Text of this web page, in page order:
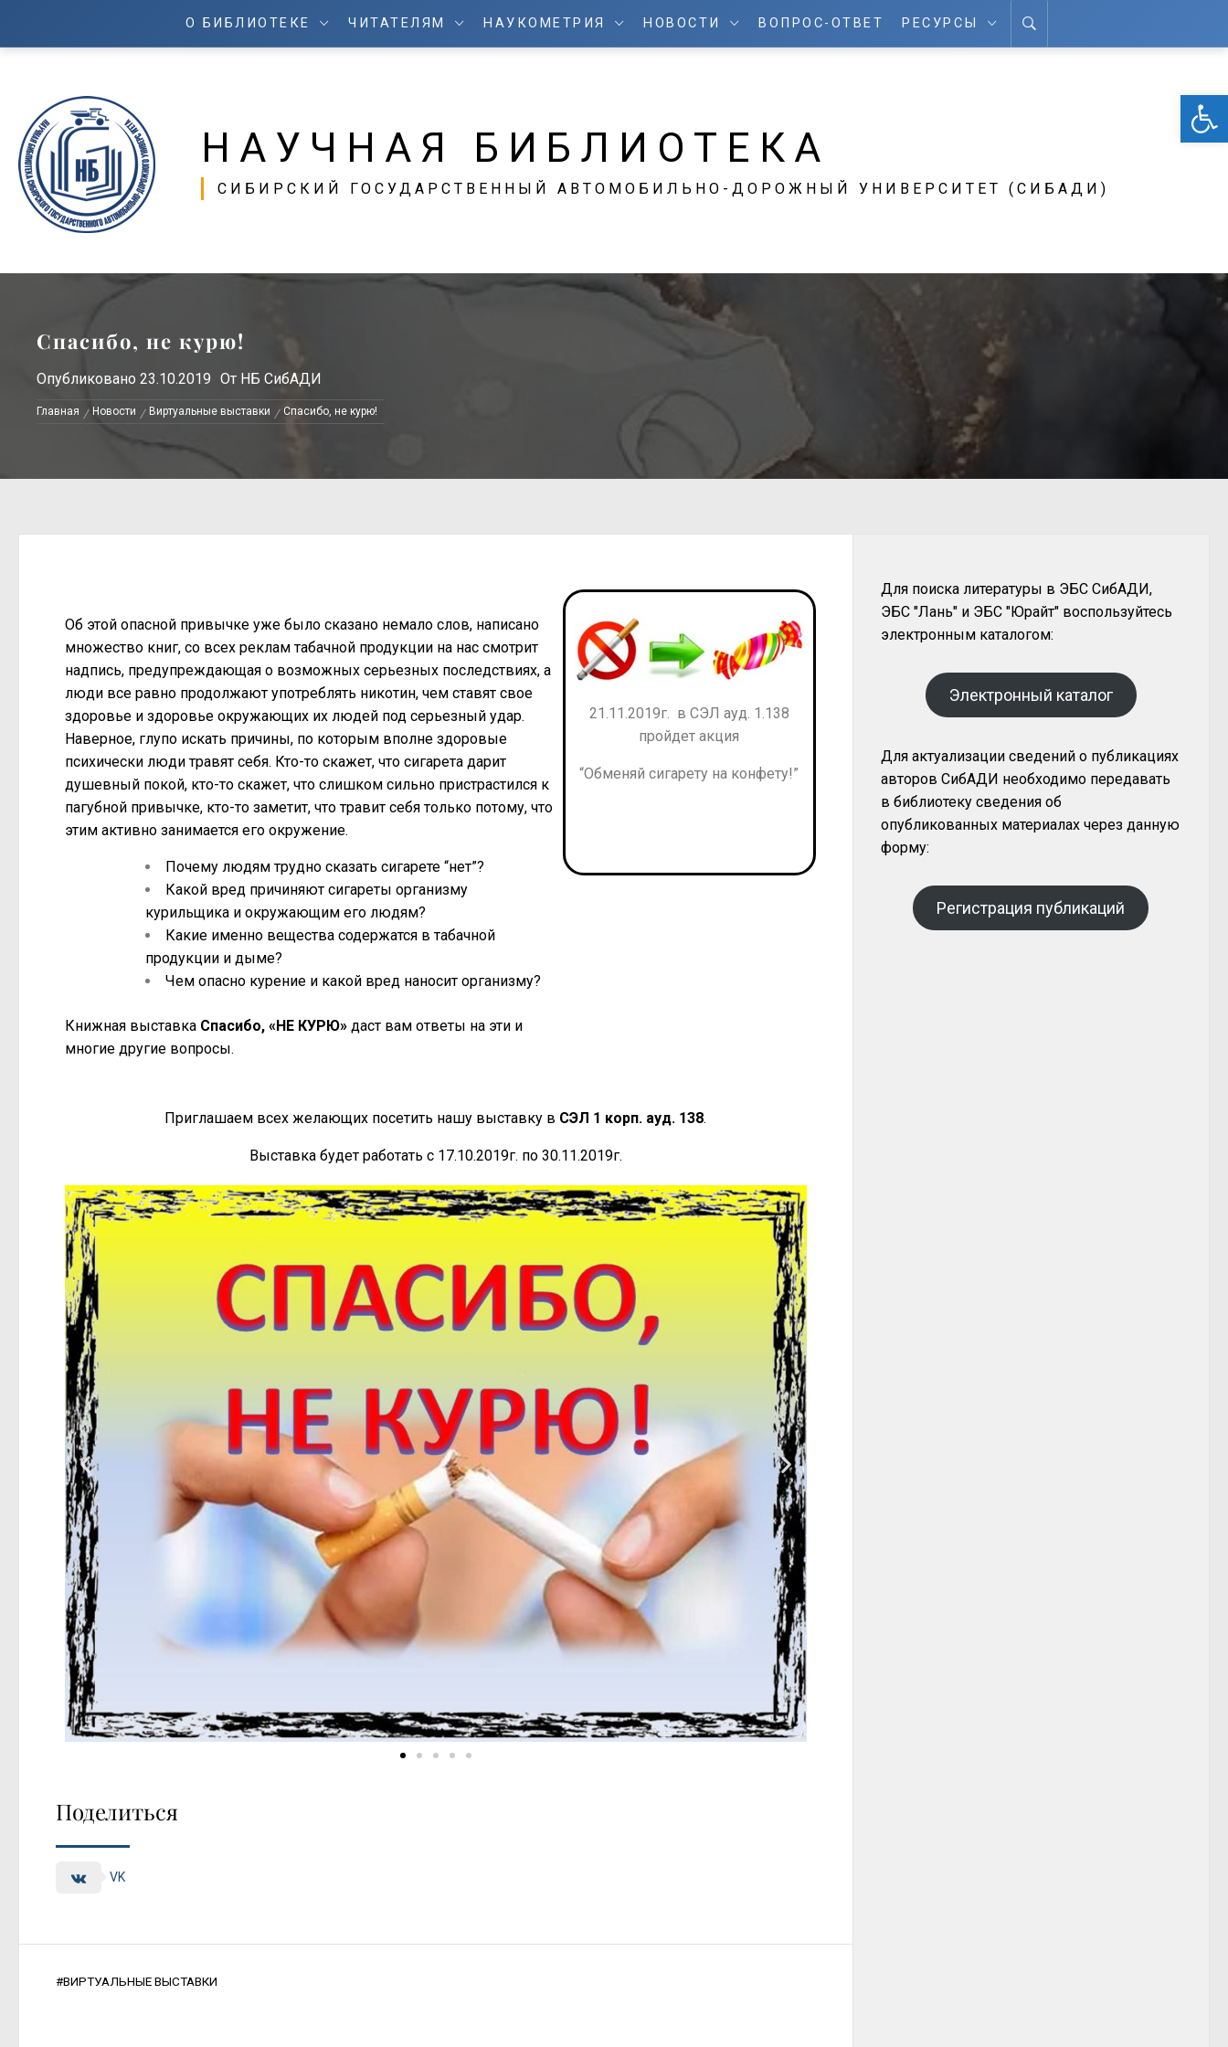
О БИБЛИОТЕКЕ ЧИТАТЕЛЯМ НАУКОМЕТРИЯ НОВОСТИ ВОПРОС-ОТВЕТ РЕСУРСЫ
НАУЧНАЯ БИБЛИОТЕКА
СИБИРСКИЙ ГОСУДАРСТВЕННЫЙ АВТОМОБИЛЬНО-ДОРОЖНЫЙ УНИВЕРСИТЕТ (СИБАДИ)
Спасибо, не курю!
Опубликовано 23.10.2019 От НБ СибАДИ
Главная Новости Виртуальные выставки Спасибо, не курю!
Об этой опасной привычке уже было сказано немало слов, написано
множество книг, со всех реклам табачной продукции на нас смотрит
надпись, предупреждающая о возможных серьезных последствиях, а
люди все равно продолжают употреблять никотин, чем ставят свое
здоровье и здоровье окружающих их людей под серьезный удар.
Наверное, глупо искать причины, по которым вполне здоровые
психически люди травят себя. Кто-то скажет, что сигарета дарит
душевный покой, кто-то скажет, что слишком сильно пристрастился к
пагубной привычке, кто-то заметит, что травит себя только потому, что
этим активно занимается его окружение.
Почему людям трудно сказать сигарете “нет”?
Какой вред причиняют сигареты организму
курильщика и окружающим его людям?
Какие именно вещества содержатся в табачной
продукции и дыме?
Чем опасно курение и какой вред наносит организму?
Книжная выставка Спасибо, «НЕ КУРЮ» даст вам ответы на эти и
многие другие вопросы.
21.11.2019г. в СЭЛ ауд. 1.138
пройдет акция
“Обменяй сигарету на конфету!”
Приглашаем всех желающих посетить нашу выставку в СЭЛ 1 корп. ауд. 138.
Выставка будет работать с 17.10.2019г. по 30.11.2019г.
Поделиться
VK
#ВИРТУАЛЬНЫЕ ВЫСТАВКИ
Для поиска литературы в ЭБС СибАДИ,
ЭБС "Лань" и ЭБС "Юрайт" воспользуйтесь
электронным каталогом:
Электронный каталог
Для актуализации сведений о публикациях
авторов СибАДИ необходимо передавать
в библиотеку сведения об
опубликованных материалах через данную
форму:
Регистрация публикаций